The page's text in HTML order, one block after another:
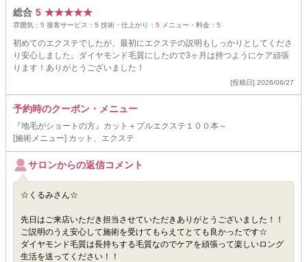
総合 5 ★★★★★
雰囲気： 5 接客サービス： 5 技術・仕上がり： 5 メニュー・料金： 5
初めてのエクステでしたが、最初にエクステの説明もしっかりとしてくださ
り安心しました。ダイヤモンド毛質にしたので3ヶ月は持つようにケア頑張
ります！ありがとうございました！
[投稿日] 2026/06/27
予約時のクーポン・メニュー
『地毛がショートの方』カット＋プルエクステ１００本～
[施術メニュー] カット、エクステ
サロンからの返信コメント
☆くるみさん☆
先日はご来店いただき担当させていただきありがとうございました！！
ご説明のうえ安心して施術を受けてもらえてとても良かったです☆
ダイヤモンド毛質は長持ちする毛質なのでケアを頑張って楽しいロング
生活を送ってください！！